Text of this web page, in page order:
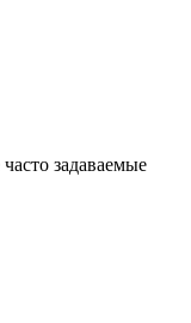
задаваемые